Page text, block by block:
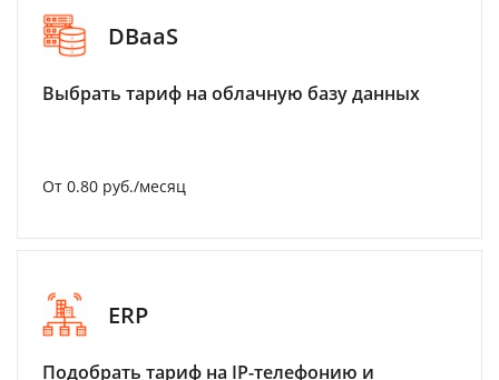
DBaaS
Выбрать тариф на облачную базу данных
От 0.80 руб./месяц
ERP
Подобрать тариф на IP-телефонию и